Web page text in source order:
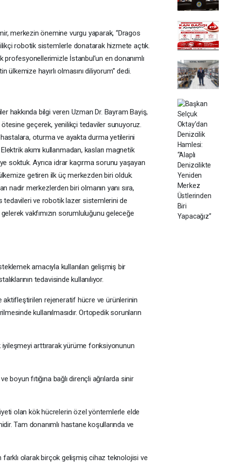
merkezin önemine vurgu yaparak, “Dragos
robotik sistemlerle donatarak hizmete açtık.
profesyonellerimizle İstanbul’un en donanımlı
hayırlı olmasını diliyorum” dedi.
hakkında bilgi veren Uzman Dr. Bayram Bayiş,
geçerek, yenilikçi tedaviler sunuyoruz.
oturma ve ayakta durma yetilerini
akımı kullanmadan, kasları magnetik
soktuk. Ayrıca idrar kaçırma sorunu yaşayan
getiren ilk üç merkezden biri olduk.
nadir merkezlerden biri olmanın yanı sıra,
tedavileri ve robotik lazer sistemlerini de
vakfımızın sorumluluğunu geleceğe
amacıyla kullanılan gelişmiş bir
tedavisinde kullanılıyor.
rejeneratif hücre ve ürünlerinin
kullanılmasıdır. Ortopedik sorunların
arttırarak yürüme fonksiyonunun
boyun fıtığına bağlı dirençli ağrılarda sinir
olan kök hücrelerin özel yöntemlerle elde
Tam donanımlı hastane koşullarında ve
farklı olarak birçok gelişmiş cihaz teknolojisi ve